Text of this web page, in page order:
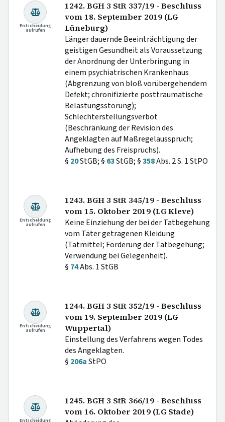
Entscheidung
aufrufen
1242. BGH 3 StR 337/19 - Beschluss
vom 18. September 2019 (LG
Lüneburg)
Länger dauernde Beeinträchtigung der
geistigen Gesundheit als Voraussetzung
der Anordnung der Unterbringung in
einem psychiatrischen Krankenhaus
(Abgrenzung von bloß vorübergehendem
Defekt; chronifizierte posttraumatische
Belastungsstörung);
Schlechterstellungsverbot
(Beschränkung der Revision des
Angeklagten auf Maßregelausspruch;
Aufhebung des Freispruchs).
§ 20StGB; § 63StGB; §358Abs. 2 S. 1 StPO
Entscheidung
aufrufen
1243. BGH 3 StR 345/19 - Beschluss
vom 15. Oktober 2019 (LG Kleve)
Keine Einziehung der bei der Tatbegehung
vom Täter getragenen Kleidung
(Tatmittel; Förderung der Tatbegehung;
Verwendung bei Gelegenheit).
§ 74Abs. 1 StGB
Entscheidung
aufrufen
1244. BGH 3 StR 352/19 - Beschluss
vom 19. September 2019 (LG
Wuppertal)
Einstellung des Verfahrens wegen Todes
des Angeklagten.
§ 206aStPO
1245. BGH 3 StR 366/19 - Beschluss
vom 16. Oktober 2019 (LG Stade)